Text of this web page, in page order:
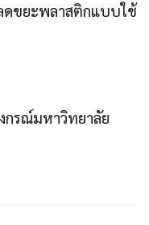
ขยะพลาสติกแบบใช้
กรณ์มหาวิทยาลัย